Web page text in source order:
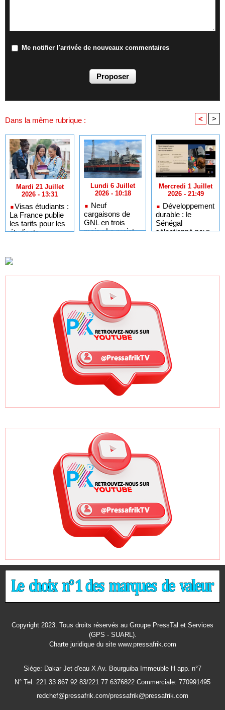
Me notifier l'arrivée de nouveaux commentaires
Dans la même rubrique : < >
Mardi 21 Juillet
2026 - 13:31
​Visas étudiants :
La France publie
les tarifs pour les
étudiants
africains
Lundi 6 Juillet
2026 - 10:18
Neuf
cargaisons de
GNL en trois
mois : Le projet
Mercredi 1 Juillet
2026 - 21:49
Développement
durable : le
Sénégal
sélectionné pour
ODD
Copyright 2023. Tous droits réservés au Groupe PressTal et Services
(GPS - SUARL).
Charte juridiquedu site www.pressafrik.com
Siége: Dakar Jet d'eau X Av. Bourguiba Immeuble H app. n°7
N° Tel: 221 33 867 92 83/221 77 6376822 Commerciale: 770991495
redchef@pressafrik.com/pressafrik@pressafrik.com